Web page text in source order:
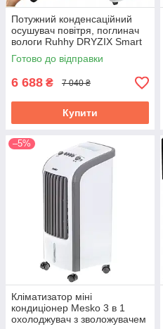
Потужний конденсаційний
осушувач повітря, поглинач
вологи Ruhhy DRYZIX Smart
WiFi 200 Вт Об'єм 2 л, 12 л/
день (26498)
Готово до відправки
6 688 ₴ 7 040 ₴
Купити
–5%
Кліматизатор міні
кондиціонер Mesko 3 в 1
охолоджувач з зволожувачем